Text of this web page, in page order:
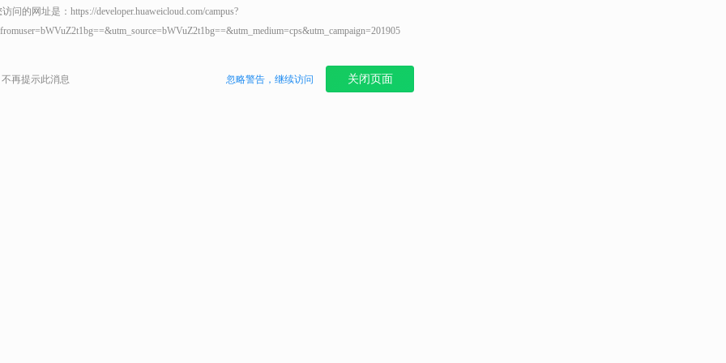
访问的网址是： https://developer.huaweicloud.com/campus?
不再提示此消息 忽略警告，继续访问 关闭页面